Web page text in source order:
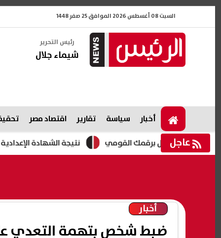
السبت 08 أغسطس 2026 الموافق 25 صفر 1448
رئيس التحرير
شيماء جلال
أخبار سياسة تقارير اقتصاد مصر
عاجل نتيجة الشهادة الإعدادية الشرقية 2026.. اعتماد الدور الثاني بنسبة نجاح 77.85%
أخبار
ضبط شخص بتهمة التعدي